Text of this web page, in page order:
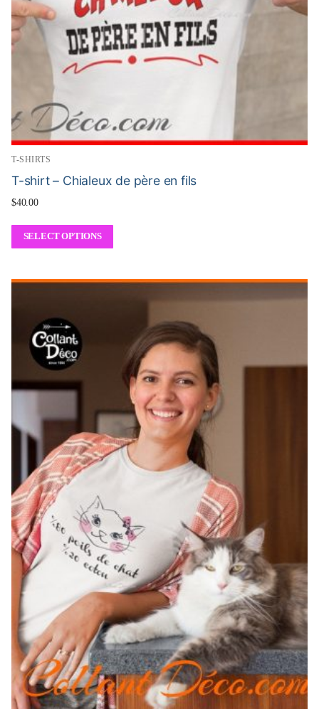
T-SHIRTS
T-shirt – Chialeux de père en fils
$40.00
SELECT OPTIONS